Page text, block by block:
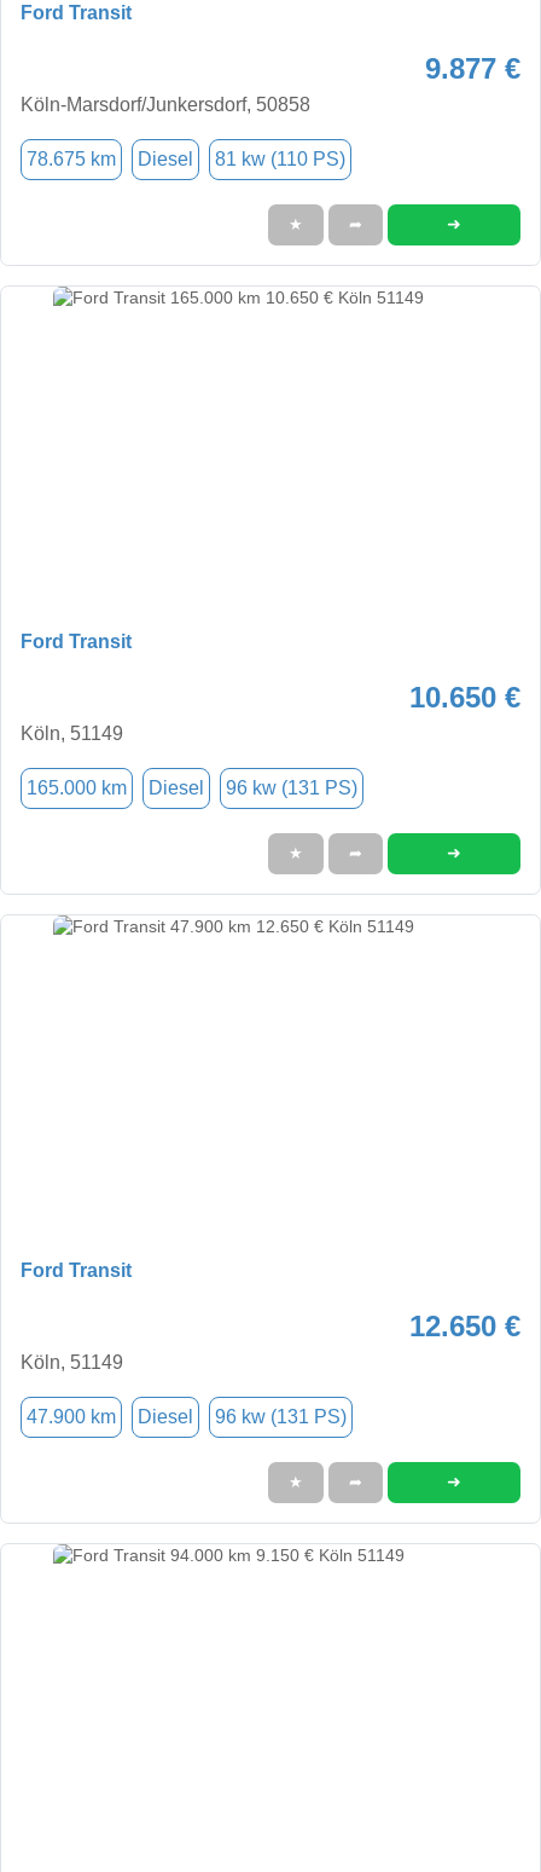
Ford Transit
9.877 €
Köln-Marsdorf/Junkersdorf, 50858
78.675 km Diesel 81 kw (110 PS)
★ ➦ ➜
Ford Transit
10.650 €
Köln, 51149
165.000 km Diesel 96 kw (131 PS)
★ ➦ ➜
Ford Transit
12.650 €
Köln, 51149
47.900 km Diesel 96 kw (131 PS)
★ ➦ ➜